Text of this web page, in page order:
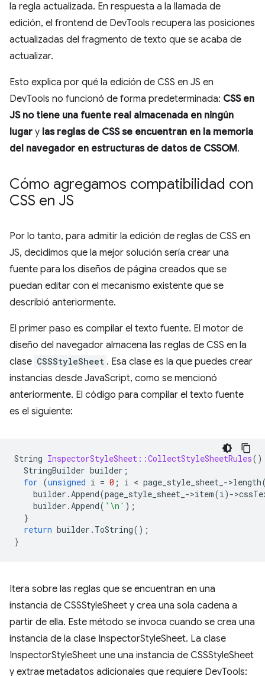
la regla actualizada. En respuesta a la llamada de
edición, el frontend de DevTools recupera las posiciones
actualizadas del fragmento de texto que se acaba de
actualizar.
Esto explica por qué la edición de CSS en JS en
DevTools no funcionó de forma predeterminada: CSS en
JS no tiene una fuente real almacenada en ningún
lugar y las reglas de CSS se encuentran en la memoria
del navegador en estructuras de datos de CSSOM.
Cómo agregamos compatibilidad con
CSS en JS
Por lo tanto, para admitir la edición de reglas de CSS en
JS, decidimos que la mejor solución sería crear una
fuente para los diseños de página creados que se
puedan editar con el mecanismo existente que se
describió anteriormente.
El primer paso es compilar el texto fuente. El motor de
diseño del navegador almacena las reglas de CSS en la
clase CSSStyleSheet . Esa clase es la que puedes crear
instancias desde JavaScript, como se mencionó
anteriormente. El código para compilar el texto fuente
es el siguiente:
String InspectorStyleSheet::CollectStyleSheetRules()
StringBuilder builder ;
for (unsigned i = 0 ; i < page_style_sheet_ ->length
builder .Append(page_style_sheet_ ->item(i) ->
builder .Append( '\n' );
}
return builder . ToString();
}
Itera sobre las reglas que se encuentran en una
instancia de CSSStyleSheet y crea una sola cadena a
partir de ella. Este método se invoca cuando se crea una
instancia de la clase InspectorStyleSheet. La clase
InspectorStyleSheet une una instancia de CSSStyleSheet
y extrae metadatos adicionales que requiere DevTools: